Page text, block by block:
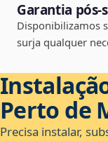
Garantia pós-
Disponibilizamos
surja qualquer
Perto de
Precisa instalar,